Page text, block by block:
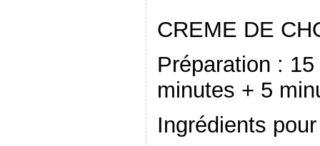
CREME DE
Préparation :
minutes + 5
Ingrédients